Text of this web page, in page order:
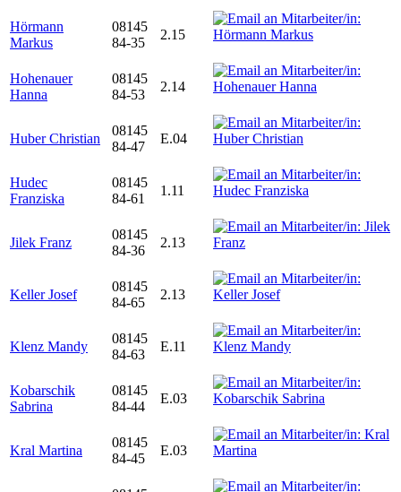
Hörmann
Markus
08145
84-35
2.15
Hohenauer
Hanna
08145
84-53
2.14
Huber Christian
08145
84-47
E.04
Hudec
Franziska
08145
84-61
1.11
Jilek Franz
08145
84-36
2.13
Keller Josef
08145
84-65
2.13
Klenz Mandy
08145
84-63
E.11
Kobarschik
Sabrina
08145
84-44
E.03
Kral Martina
08145
84-45
E.03